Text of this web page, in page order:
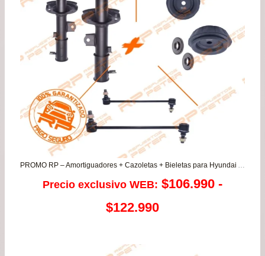
PROMO RP – Amortiguadores + Cazoletas + Bieletas para Hyundai Accent RB 1.4/1.6 / KIA Rio 3/4/5
Precio exclusivo WEB: $106.990 -
$122.990Rango